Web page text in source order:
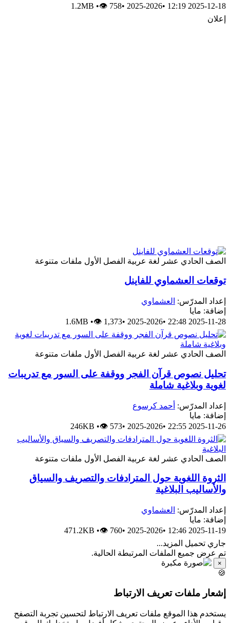
2025-12-18 12:19
•
2025-2026
•
1.2MB •👁 758
إعلان
الصف الحادي عشر لغة عربية الفصل الأول ملفات متنوعة
توقعات العشماوي للفاينل
إعداد المدرّس: العشماوي
إضافة: مايا
2025-11-28 22:48
•
2025-2026
•
1.6MB •👁 1,373
الصف الحادي عشر لغة عربية الفصل الأول ملفات متنوعة
تحليل نصوص قرآن الفجر ووقفة على السور مع تدريبات
لغوية وبلاغية شاملة
إعداد المدرّس: أحمد كرسوع
إضافة: مايا
2025-11-26 22:55
•
2025-2026
•
246KB •👁 573
الصف الحادي عشر لغة عربية الفصل الأول ملفات متنوعة
الثروة اللغوية حول المترادفات والتصريف والسياق
والأساليب البلاغية
إعداد المدرّس: العشماوي
إضافة: مايا
2025-11-19 12:46
•
2025-2026
•
471.2KB •👁 760
جاري تحميل المزيد...
تم عرض جميع الملفات المرتبطة الحالية.
×
🍪
إشعار ملفات تعريف الارتباط
يستخدم هذا الموقع ملفات تعريف الارتباط لتحسين تجربة التصفح